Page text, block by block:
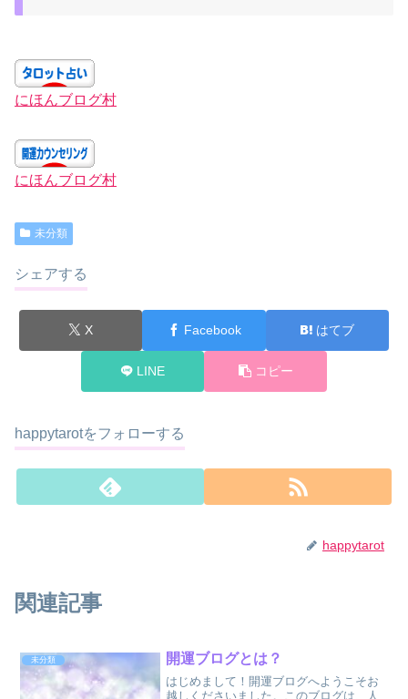
にほんブログ村
にほんブログ村
未分類
シェアする
X Facebook はてブ
LINE コピー
happytarotをフォローする
happytarot
関連記事
未分類 開運ブログとは？
はじめまして！開運ブログへようこそお
越しくださいました。このブログは、人